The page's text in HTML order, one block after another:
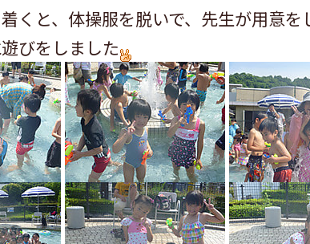
くと、体操服を脱いで、先生が用意を
びをしました